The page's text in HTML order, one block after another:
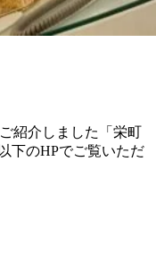
紹介しました「栄町
下のHPでご覧いただ